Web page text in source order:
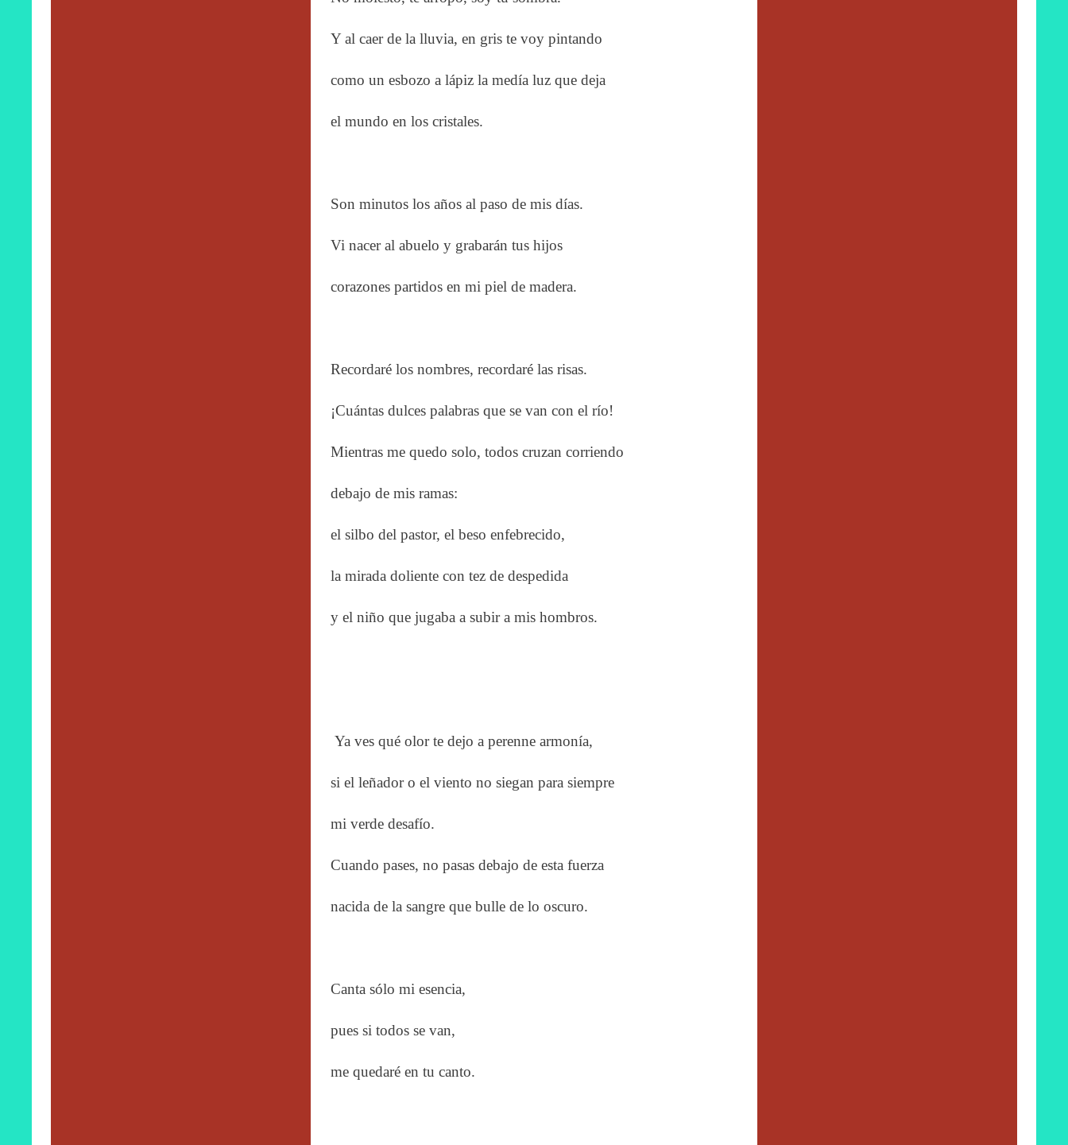
Y al caer de la lluvia, en gris te voy pintando
como un esbozo a lápiz la medía luz que deja
el mundo en los cristales.
Son minutos los años al paso de mis días.
Vi nacer al abuelo y grabarán tus hijos
corazones partidos en mi piel de madera.
Recordaré los nombres, recordaré las risas.
¡Cuántas dulces palabras que se van con el río!
Mientras me quedo solo, todos cruzan corriendo
debajo de mis ramas:
el silbo del pastor, el beso enfebrecido,
la mirada doliente con tez de despedida
y el niño que jugaba a subir a mis hombros.
Ya ves qué olor te dejo a perenne armonía,
si el leñador o el viento no siegan para siempre
mi verde desafío.
Cuando pases, no pasas debajo de esta fuerza
nacida de la sangre que bulle de lo oscuro.
Canta sólo mi esencia,
pues si todos se van,
me quedaré en tu canto.